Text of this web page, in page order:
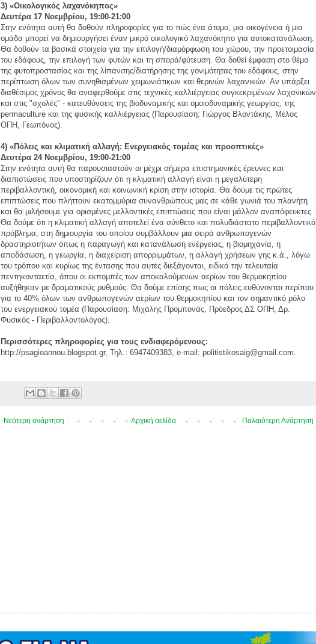
3) «Οικολογικός λαχανόκηπος»
Δευτέρα 17 Νοεμβρίου, 19:00-21:00
Στην ενότητα αυτή θα δοθούν πληροφορίες για το πώς ένα άτομο, μια οικογένεια ή μια
ομάδα μπορεί να δημιουργήσει έναν μικρό οικολογικό λαχανόκηπο για αυτοκατανάλωση.
Θα δοθούν τα βασικά στοιχεία για την επιλογή/διαμόρφωση του χώρου, την προετοιμασία
του εδάφους, την επιλογή των φυτών και τη σπορά/φύτευση. Θα δοθεί έμφαση στο θέμα
της φυτοπροστασίας και της λίπανσης/διατήρησης της γονιμότητας του εδάφους, στην
περίπτωση όλων των συνηθισμένων χειμωνιάτικων και θερινών λαχανικών. Αν υπάρξει
διαθέσιμος χρόνος θα αναφερθούμε στις τεχνικές καλλιέργειας συγκεκριμένων λαχανικών
και στις "σχολές" - κατευθύνσεις της βιοδυναμικής και ομοιοδυναμικής γεωργίας, της
permaculture και της φυσικής καλλιέργειας (Παρουσίαση: Γιώργος Βλοντάκης, Μέλος
ΟΠΗ, Γεωπόνος).
4) «Πόλεις και κλιματική αλλαγή: Ενεργειακός τομέας και προοπτικές»
Δευτέρα 24 Νοεμβρίου, 19:00-21:00
Στην ενότητα αυτή θα παρουσιαστούν οι μέχρι σήμερα επιστημονικές έρευνες και
διαπιστώσεις που υποστηρίζουν ότι η κλιματική αλλαγή είναι η μεγαλύτερη
περιβαλλοντική, οικονομική και κοινωνική κρίση στην ιστορία. Θα δούμε τις πρώτες
επιπτώσεις που πλήττουν εκατομμύρια συνανθρώπους μας σε κάθε γωνιά του πλανήτη
και θα μιλήσουμε για ορισμένες μελλοντικές επιπτώσεις που είναι μάλλον αναπόφευκτες.
Θα δούμε ότι η κλιματική αλλαγή αποτελεί ένα σύνθετο και πολυδιάστατο περιβαλλοντικό
πρόβλημα, στη δημιουργία του οποίου συμβάλλουν μια σειρά ανθρωπογενών
δραστηριοτήτων όπως η παραγωγή και κατανάλωση ενέργειας, η βιομηχανία, η
αποδάσωση, η γεωργία, η διαχείριση απορριμμάτων, η αλλαγή χρήσεων γης κ.ά., λόγω
του τρόπου και κυρίως της έντασης που αυτές διεξάγονται, ειδικά την τελευταία
πεντηκονταετία, όπου οι εκπομπές των αποκαλούμενων αερίων του θερμοκηπίου
αυξήθηκαν με δραματικούς ρυθμούς. Θα δούμε επίσης πως οι πόλεις ευθύνονται περίπου
για το 40% όλων των ανθρωπογενών αερίων του θερμοκηπίου και τον σημαντικό ρόλο
του ενεργειακού τομέα (Παρουσίαση: Μιχάλης Προμπονάς, Πρόεδρος ΔΣ ΟΠΗ, Δρ.
Φυσικός - Περιβαλλοντολόγος).
Περισσότερες πληροφορίες για τους ενδιαφερόμενους:
http://psagioannou.blogspot.gr, Τηλ.: 6947409383, e-mail: politistikosaig@gmail.com.
Νεότερη ανάρτηση Παλαιότερη Ανάρτηση
Αρχική σελίδα